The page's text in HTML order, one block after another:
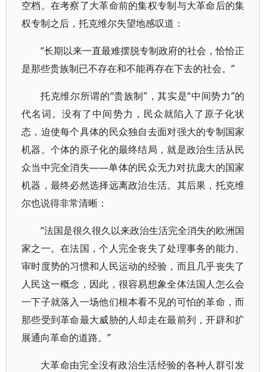
空档。在考察了大革命前的集权专制与大革命后的集
权专制之后，托克维尔失望地感叹道：
“长期以来一直最难摆脱专制政府的社会，恰恰正
是那些贵族制已不存在和不能再存在下去的社会。”
托克维尔所谓的“贵族制”，其实是“中间势力”的
代名词。没有了中间势力，民众就陷入了原子化状
态，迫使每个具体的民众独自去面对强大的专制国家
机器。个体的原子化的最终结局，就是政治生活从民
众当中完全消失——单体的民众无力对抗庞大的国家
机器，最终必然选择远离政治生活。其后果，托克维
尔也说得非常清晰：
“法国是很久很久以来政治生活完全消失的欧洲国
家之一。在法国，个人完全丧失了处理事务的能力、
审时度势的习惯和人民运动的经验，而且几乎丧失了
人民这一概念，因此，很容易想象全体法国人怎么会
一下子就落入一场他们根本看不见的可怕的革命，而
那些受到革命最大威胁的人却走在最前列，开辟和扩
展通向革命的道路。”
大革命由完全没有政治生活经验的各种人群引发